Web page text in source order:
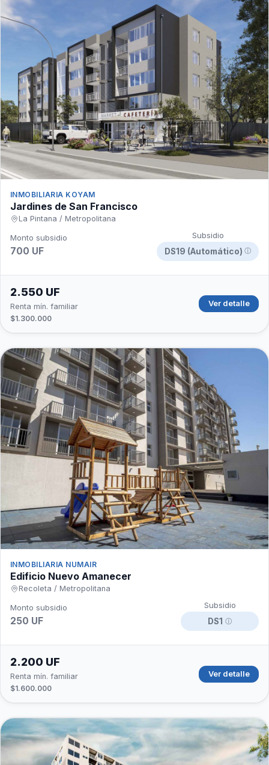
INMOBILIARIA KOYAM
Jardines de San Francisco
La Pintana / Metropolitana
Monto subsidio
700 UF
Subsidio
DS19 (Automático) ⓘ
2.550 UF
Renta mín. familiar
$1.300.000
Ver detalle
INMOBILIARIA NUMAIR
Edificio Nuevo Amanecer
Recoleta / Metropolitana
Monto subsidio
250 UF
Subsidio
DS1 ⓘ
2.200 UF
Renta mín. familiar
$1.600.000
Ver detalle